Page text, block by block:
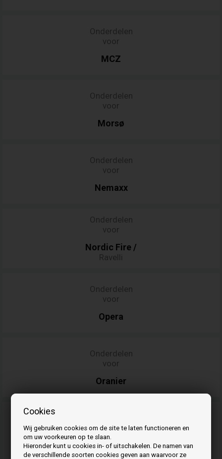
Cookies
Wij gebruiken cookies om de site te laten functioneren en
om uw voorkeuren op te slaan.
Hieronder kunt u cookies in- of uitschakelen. De namen van
de verschillende soorten cookies geven aan waarvoor ze
Onderdelen
voor
MCZ
Onderdelen
voor
Morsø
Onderdelen
voor
Nemaxx
Onderdelen
voor
Nordic Fire /
Ravelli
Onderdelen
voor
Opera
Onderdelen
voor
Oranier
Palazzetti/
Ecofire
/Titan